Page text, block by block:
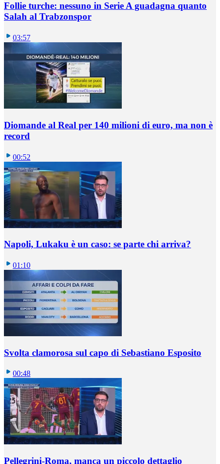
Follie turche: nessuno in Serie A guadagna quanto
Salah al Trabzonspor
03:57
Diomande al Real per 140 milioni di euro, ma non è
record
00:52
Napoli, Lukaku è un caso: se parte chi arriva?
01:10
Svolta clamorosa sul capo di Sebastiano Esposito
00:48
Pellegrini-Roma, manca un piccolo dettaglio